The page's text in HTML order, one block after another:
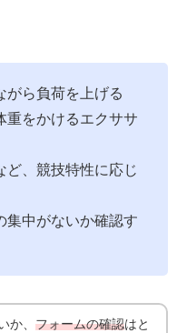
がら負荷を上げる
重をかけるエクササ
ど、競技特性に応じ
集中がないか確認す
か、フォームの確認はと